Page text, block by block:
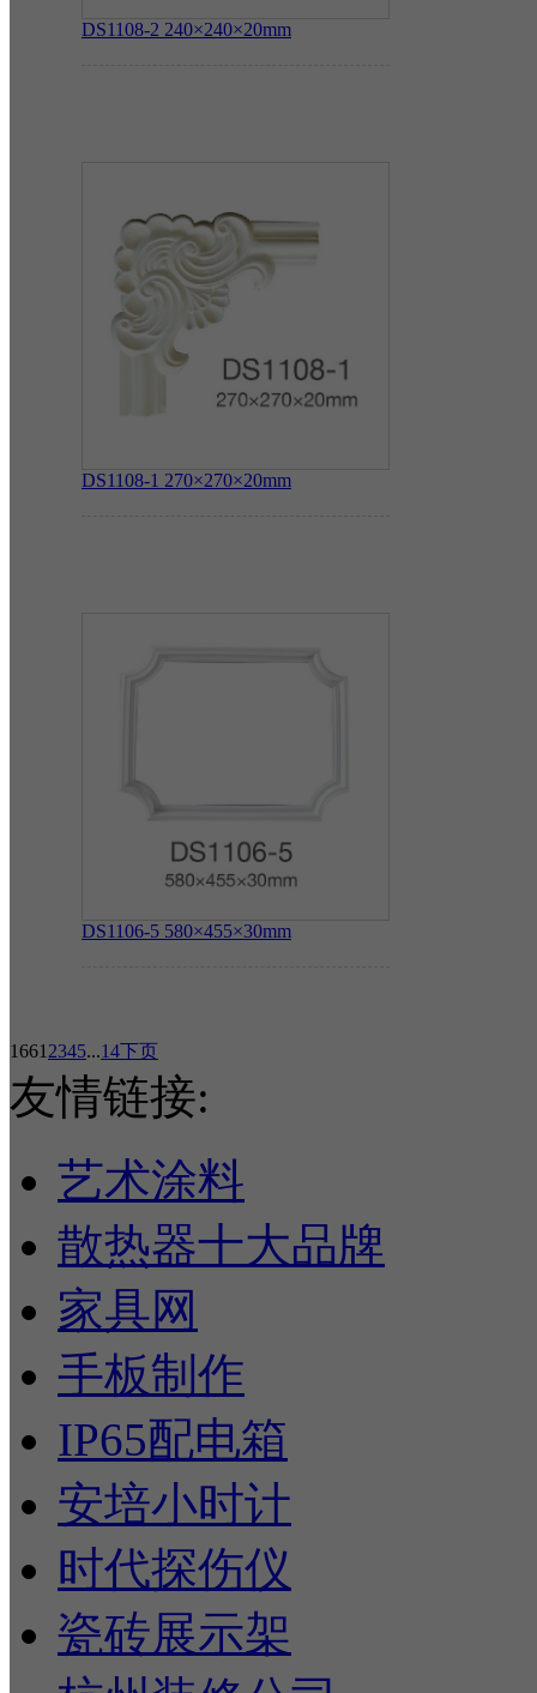
DS1108-2 240×240×20mm
DS1108-1 270×270×20mm
DS1106-5 580×455×30mm
1661 2345...14下页
友情链接:
艺术涂料
散热器十大品牌
家具网
手板制作
IP65配电箱
安培小时计
时代探伤仪
瓷砖展示架